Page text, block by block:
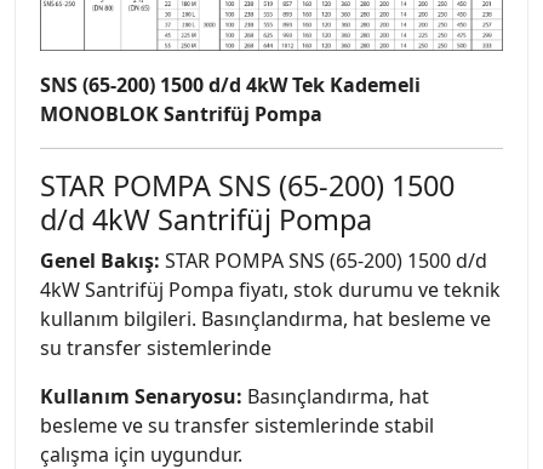
SNS (65-200) 1500 d/d 4kW Tek Kademeli
MONOBLOK Santrifüj Pompa
STAR POMPA SNS (65-200) 1500
d/d 4kW Santrifüj Pompa
Genel Bakış: STAR POMPA SNS (65-200) 1500 d/d
4kW Santrifüj Pompa fiyatı, stok durumu ve teknik
kullanım bilgileri. Basınçlandırma, hat besleme ve
su transfer sistemlerinde
Kullanım Senaryosu: Basınçlandırma, hat
besleme ve su transfer sistemlerinde stabil
çalışma için uygundur.